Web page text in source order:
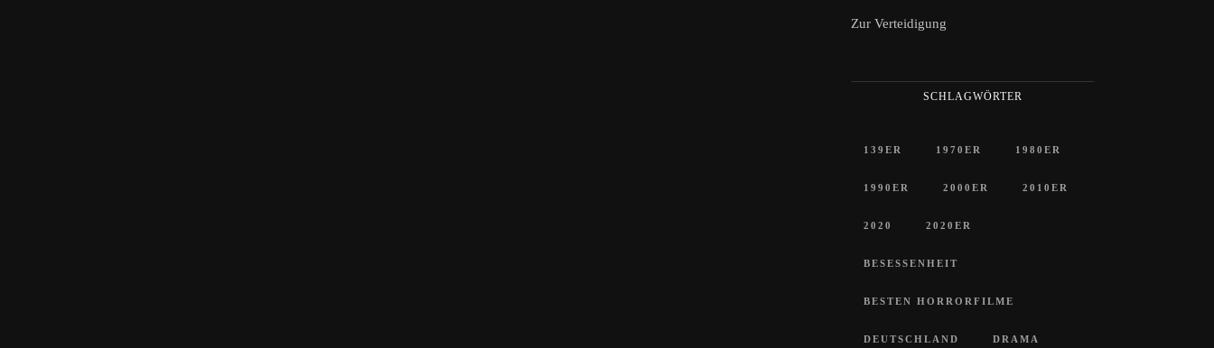
Zur Verteidigung
SCHLAGWÖRTER
139ER 1970ER 1980ER
1990ER 2000ER 2010ER
2020 2020ER
BESESSENHEIT
BESTEN HORRORFILME
DEUTSCHLAND DRAMA